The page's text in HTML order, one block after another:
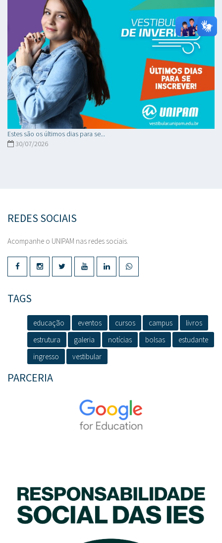
Estes são os últimos dias para se...
30/07/2026
REDES SOCIAIS
Acompanhe o UNIPAM nas redes sociais.
TAGS
educação eventos cursos campus
livros
estrutura
galeria notícias bolsas
estudante
ingresso
vestibular
PARCERIA